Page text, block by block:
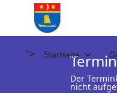
"> Startseite
Der
nicht